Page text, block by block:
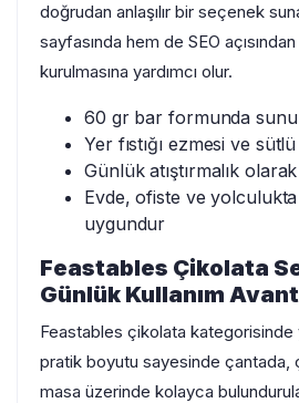
doğrudan anlaşılır bir seçenek
sayfasında hem de SEO
kurulmasına yardımcı olur.
60 gr bar formunda
Yer fıstığı ezmesi ve
Günlük atıştırmalık
Evde, ofiste ve
uygundur
Feastables Çikolata
Günlük Kullanım
Feastables çikolata kategorisinde
pratik boyutu sayesinde çantada,
masa üzerinde kolayca